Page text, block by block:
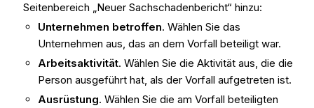
Seitenbereich „Neuer Sachschadenbericht“ hinzu:
Unternehmen betroffen. Wählen Sie das
Unternehmen aus, das an dem Vorfall beteiligt war.
Arbeitsaktivität. Wählen Sie die Aktivität aus, die die
Person ausgeführt hat, als der Vorfall aufgetreten ist.
Ausrüstung. Wählen Sie die am Vorfall beteiligten